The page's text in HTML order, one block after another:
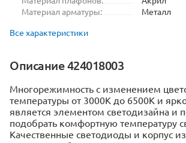
Материал арматуры:
Металл
Все характеристики
Описание 424018003
Многорежимность с изменением
температуры от 3000К до 6500К и
является элементом светодизайна и
подобрать комфортную температуру
Качественные светодиоды и корпус